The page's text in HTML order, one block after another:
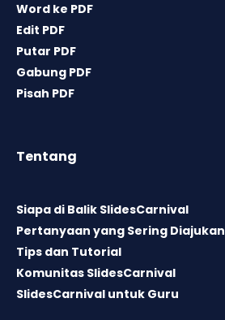
Word ke PDF
Edit PDF
Putar PDF
Gabung PDF
Pisah PDF
Tentang
Siapa di Balik SlidesCarnival
Pertanyaan yang Sering Diajukan
Tips dan Tutorial
Komunitas SlidesCarnival
SlidesCarnival untuk Guru